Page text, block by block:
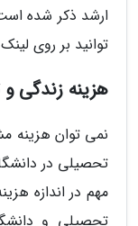
ارشد ذکر شده
توانید بر روی
هزینه زندگی
نمی توان هزینه
تحصیلی در
مهم در اندازه
تحصیلی و